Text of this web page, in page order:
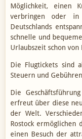
Möglichkeit, einen
verbringen oder
Deutschlands
schnelle und
Urlaubszeit schon von
Die Flugtickets sind
Steuern und
Die
erfreut über diese
der Welt.
Rostock ermöglichen
einen Besuch der